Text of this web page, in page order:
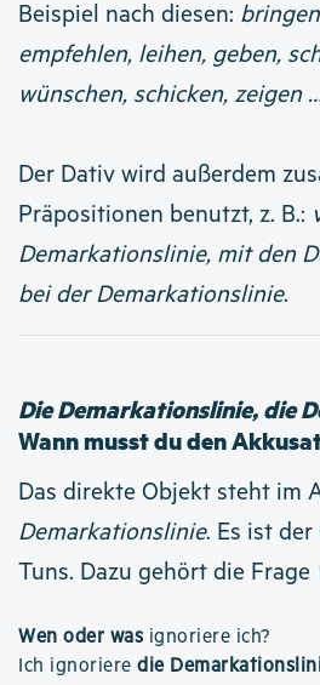
Beispiel nach diesen:
empfehlen, leihen, geben,
wünschen, schicken, zeigen
Der Dativ wird außerdem
Präpositionen benutzt, z. B.:
Demarkationslinie, mit den
bei der Demarkationslinie.
Die Demarkationslinie, die
Wann musst du den
Das direkte Objekt steht im
Demarkationslinie. Es ist der
Tuns. Dazu gehört die Frage
Wen oder was ignoriere ich?
Ich ignoriere die